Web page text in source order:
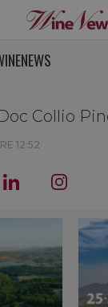
NON SOLO
NEWSLETTER
LA CANTINA DI
DICONO DI NOI
WINENEWS TV
Collio
12:52